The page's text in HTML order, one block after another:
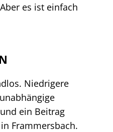
es ist einfach
Niedrigere
ein Beitrag
Frammersbach.